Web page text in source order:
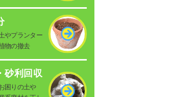
やプランター
物の撤去
砂利回収
困りの土や